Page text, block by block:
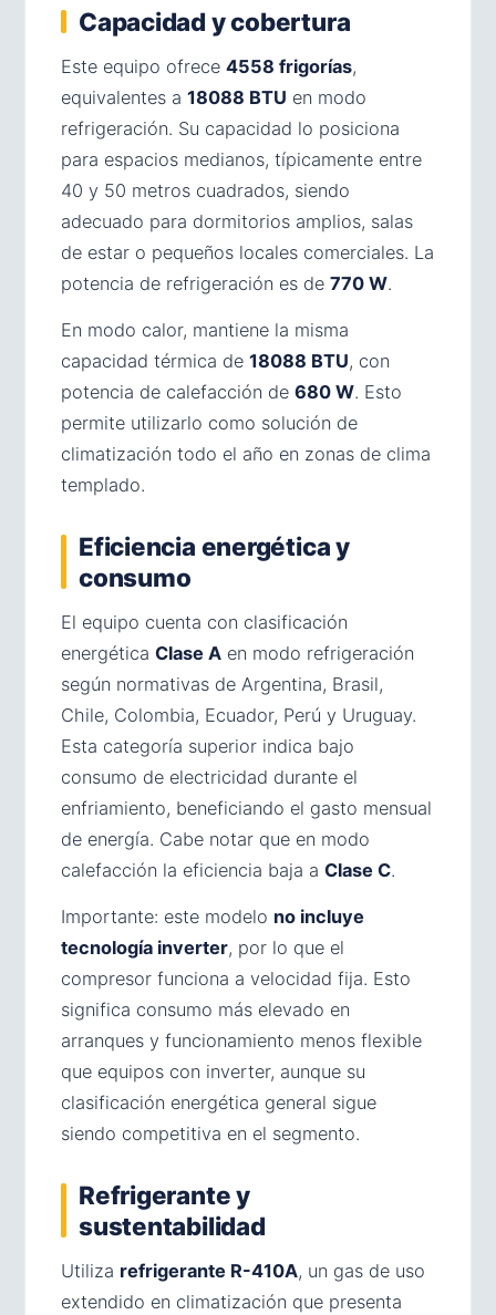
Capacidad y cobertura
Este equipo ofrece 4558 frigorías,
equivalentes a 18088 BTU en modo
refrigeración. Su capacidad lo posiciona
para espacios medianos, típicamente entre
40 y 50 metros cuadrados, siendo
adecuado para dormitorios amplios, salas
de estar o pequeños locales comerciales. La
potencia de refrigeración es de 770 W.
En modo calor, mantiene la misma
capacidad térmica de 18088 BTU, con
potencia de calefacción de 680 W. Esto
permite utilizarlo como solución de
climatización todo el año en zonas de clima
templado.
Eficiencia energética y
consumo
El equipo cuenta con clasificación
energética Clase A en modo refrigeración
según normativas de Argentina, Brasil,
Chile, Colombia, Ecuador, Perú y Uruguay.
Esta categoría superior indica bajo
consumo de electricidad durante el
enfriamiento, beneficiando el gasto mensual
de energía. Cabe notar que en modo
calefacción la eficiencia baja a Clase C.
Importante: este modelo no incluye
tecnología inverter, por lo que el
compresor funciona a velocidad fija. Esto
significa consumo más elevado en
arranques y funcionamiento menos flexible
que equipos con inverter, aunque su
clasificación energética general sigue
siendo competitiva en el segmento.
Refrigerante y
sustentabilidad
Utiliza refrigerante R-410A, un gas de uso
extendido en climatización que presenta